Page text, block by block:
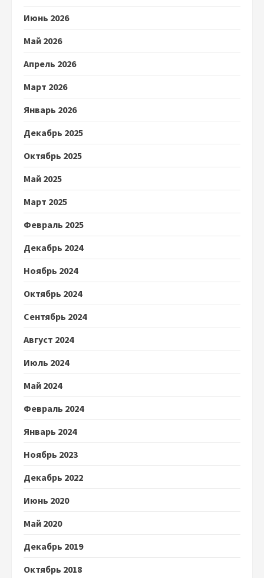
Июнь 2026
Май 2026
Апрель 2026
Март 2026
Январь 2026
Декабрь 2025
Октябрь 2025
Май 2025
Март 2025
Февраль 2025
Декабрь 2024
Ноябрь 2024
Октябрь 2024
Сентябрь 2024
Август 2024
Июль 2024
Май 2024
Февраль 2024
Январь 2024
Ноябрь 2023
Декабрь 2022
Июнь 2020
Май 2020
Декабрь 2019
Октябрь 2018